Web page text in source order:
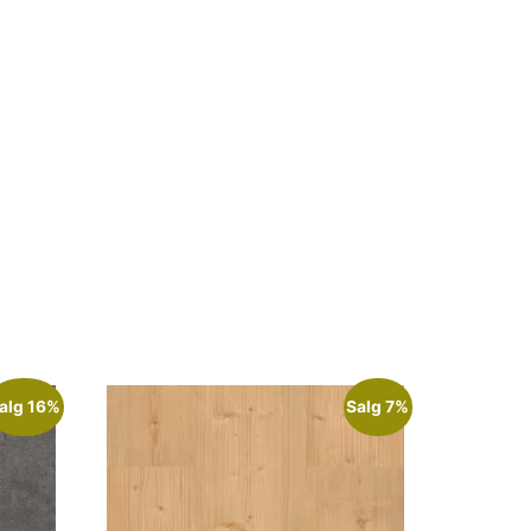
16% Salg 7%